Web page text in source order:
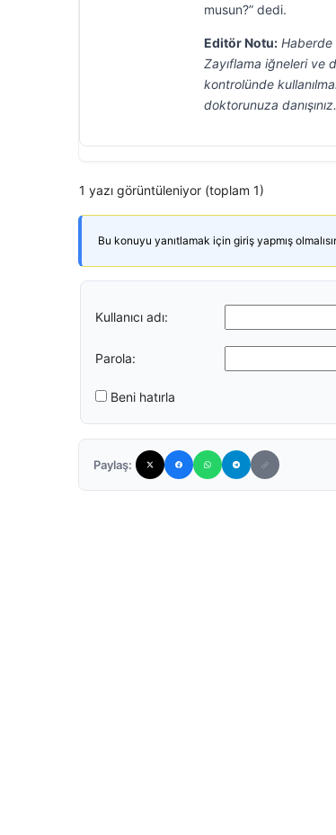
musun?” dedi.
Editör Notu: Haberde
Zayıflama iğneleri ve
kontrolünde
doktorunuza danışınız.
1 yazı görüntüleniyor (toplam 1)
Bu konuyu yanıtlamak için giriş yapmış
Kullanıcı adı:
Parola:
Beni hatırla
Paylaş: